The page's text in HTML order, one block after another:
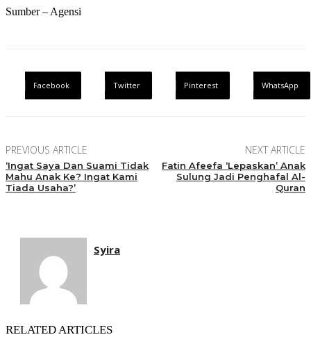
Sumber – Agensi
Facebook Twitter Pinterest WhatsApp
PREVIOUS ARTICLE
‘Ingat Saya Dan Suami Tidak
Mahu Anak Ke? Ingat Kami
Tiada Usaha?’
NEXT ARTICLE
Fatin Afeefa ‘Lepaskan’ Anak
Sulung Jadi Penghafal Al-
Quran
Syira
RELATED ARTICLES